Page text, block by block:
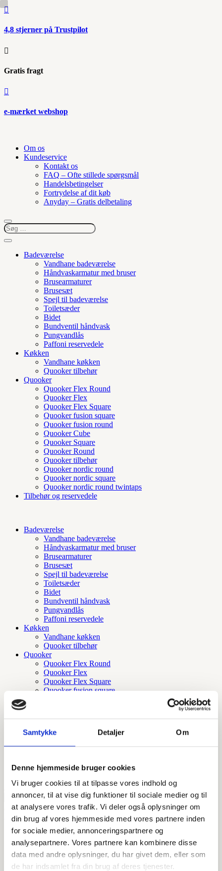
Samtykke Detaljer Om
Denne hjemmeside bruger cookies
Vi bruger cookies til at tilpasse vores indhold og
annoncer, til at vise dig funktioner til sociale medier og til
at analysere vores trafik. Vi deler også oplysninger om
din brug af vores hjemmeside med vores partnere inden
for sociale medier, annonceringspartnere og
analysepartnere. Vores partnere kan kombinere disse
data med andre oplysninger, du har givet dem, eller som
de har indsamlet fra din brug af deres tjenester.

4,8 stjerner på Trustpilot

Gratis fragt

e-mærket webshop
Om os
Kundeservice
Kontakt os
FAQ – Ofte stillede spørgsmål
Handelsbetingelser
Fortrydelse af dit køb
Anyday – Gratis delbetaling
Badeværelse
Vandhane badeværelse
Håndvaskarmatur med bruser
Brusearmaturer
Brusesæt
Spejl til badeværelse
Toiletsæder
Bidet
Bundventil håndvask
Pungvandlås
Paffoni reservedele
Køkken
Vandhane køkken
Quooker tilbehør
Quooker
Quooker Flex Round
Quooker Flex
Quooker Flex Square
Quooker fusion square
Quooker fusion round
Quooker Cube
Quooker Square
Quooker Round
Quooker tilbehør
Quooker nordic round
Quooker nordic square
Quooker nordic round twintaps
Tilbehør og reservedele
Badeværelse
Vandhane badeværelse
Håndvaskarmatur med bruser
Brusearmaturer
Brusesæt
Spejl til badeværelse
Toiletsæder
Bidet
Bundventil håndvask
Pungvandlås
Paffoni reservedele
Køkken
Vandhane køkken
Quooker tilbehør
Quooker
Quooker Flex Round
Quooker Flex
Quooker Flex Square
Quooker fusion square
Quooker Square
Quooker tilbehør
Quooker nordic round
Tilbehør og reservedele
Forside/ Vare Størrelser / 160 x 50 cm.
160 x 50 cm.
Viser 1 resultat